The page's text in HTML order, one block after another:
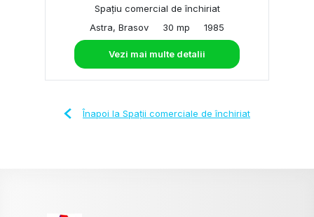
Spațiu comercial de închiriat
Astra, Brasov
30 mp 1985
Vezi mai multe detalii
Înapoi la Spații comerciale de închiriat